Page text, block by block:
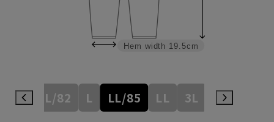
Hem width 19.5cm
M/79 L/82 L LL/85 LL 3L 3L/88